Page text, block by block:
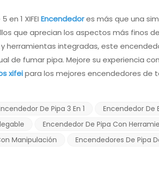
en 1 XIFEIEncendedores más que una
que aprecian los aspectos más finos
herramientas integradas, este
de fumar pipa. Mejore su experiencia
xifeipara los mejores encendedores de
De Pipa 3 En 1
Encendedor De
Encendedor De Pipa Con
Manipulación
Encendedores De Pipa